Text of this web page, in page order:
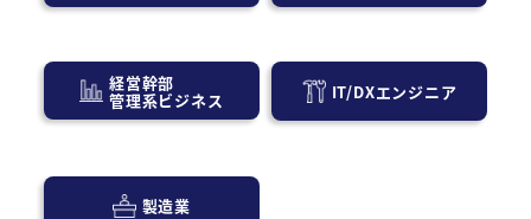
経営幹部
管理系ビジネス IT/DXエンジニア
製造業